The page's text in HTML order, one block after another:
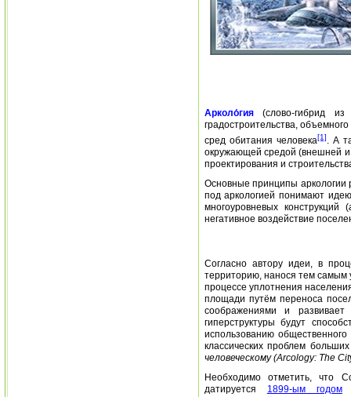
Арколо́гия(слово-гибрид
градостроительства,
сред обитания человека[1]. А
окружающей средой (внешней и
проектирования и
Основные принципы
под аркологией понимают
многоуровневых конструкций (
негативное воздействие
Согласно автору идеи, в
территорию, нанося тем самым
процессе уплотнения
площади путём переноса
соображениями и
гиперструктуры будут
использованию
классических проблем
человеческому (Arcology: The
Необходимо отметить, что
датируется 1899-ым годоми